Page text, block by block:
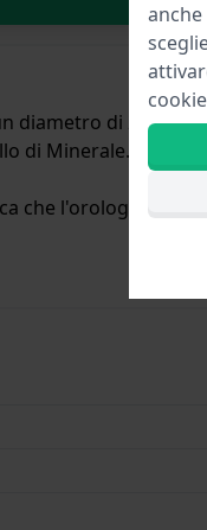
diametro di 21
di Minerale.
che l'orologio è